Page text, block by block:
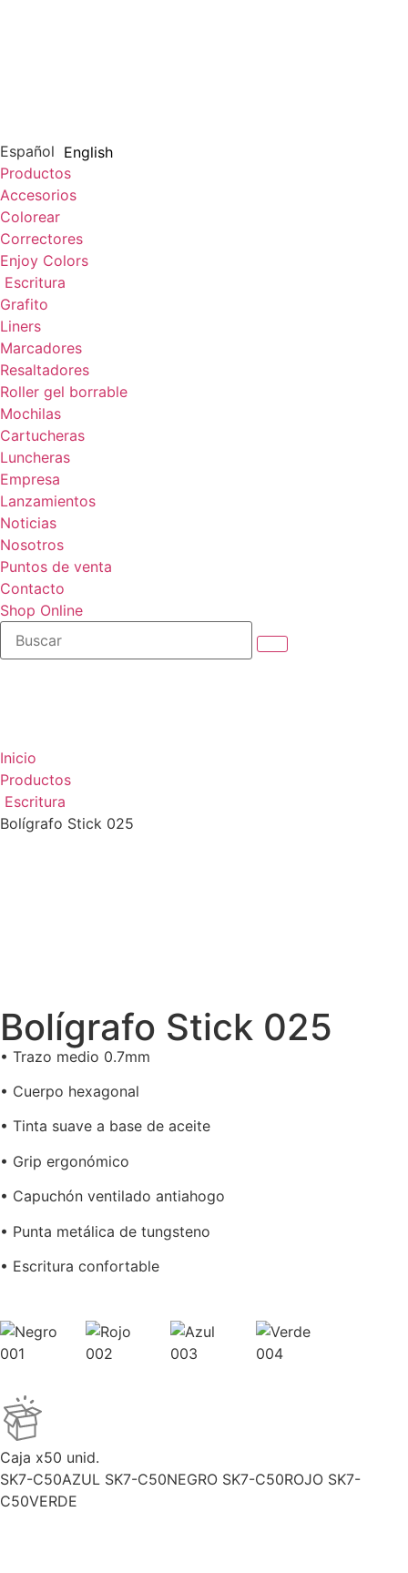
Español English
Productos
Accesorios
Colorear
Correctores
Enjoy Colors
Escritura
Grafito
Liners
Marcadores
Resaltadores
Roller gel borrable
Mochilas
Cartucheras
Luncheras
Empresa
Lanzamientos
Noticias
Nosotros
Puntos de venta
Contacto
Shop Online
Inicio
Productos
Escritura
Bolígrafo Stick 025
Bolígrafo Stick 025
• Trazo medio 0.7mm
• Cuerpo hexagonal
• Tinta suave a base de aceite
• Grip ergonómico
• Capuchón ventilado antiahogo
• Punta metálica de tungsteno
• Escritura confortable
001 002 003 004
Caja x50 unid.
SK7-C50AZUL SK7-C50NEGRO SK7-C50ROJO SK7-
C50VERDE